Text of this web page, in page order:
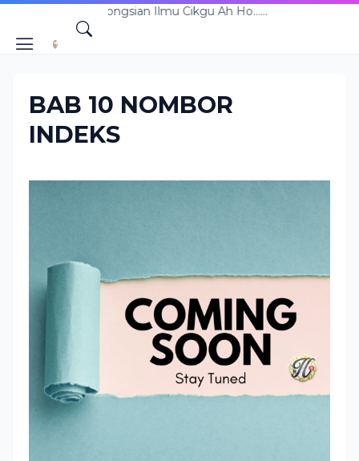
Perkongsian Ilmu Cikgu Ah Ho......
BAB 10 NOMBOR
INDEKS